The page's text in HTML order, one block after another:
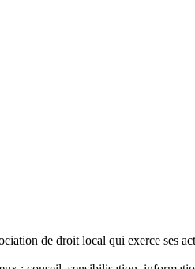
de droit local qui exerce ses